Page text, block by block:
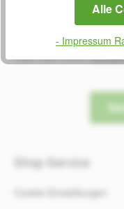
09:00 bis 16:00 Uhr
Oder über unser
Shop-Service
Cookie-Einstellungen
Alle
- Impressum